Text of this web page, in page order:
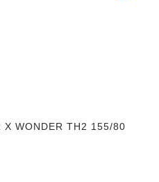
WONDER TH2 155/80